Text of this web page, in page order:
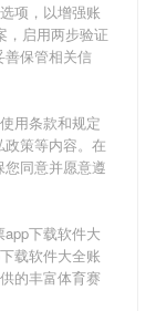
项，以增强账
，启用两步验证
善保管相关信
用条款和规定
策等内容。在
同意并愿意遵
app下载软件大
载软件大全账
的丰富体育赛